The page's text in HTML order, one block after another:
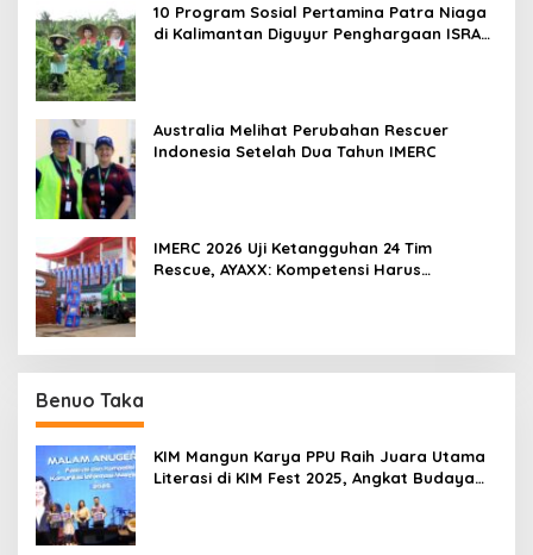
10 Program Sosial Pertamina Patra Niaga
di Kalimantan Diguyur Penghargaan ISRA
Australia Melihat Perubahan Rescuer
Indonesia Setelah Dua Tahun IMERC
IMERC 2026 Uji Ketangguhan 24 Tim
Rescue, AYAXX: Kompetensi Harus
Benuo Taka
KIM Mangun Karya PPU Raih Juara Utama
Literasi di KIM Fest 2025, Angkat Budaya